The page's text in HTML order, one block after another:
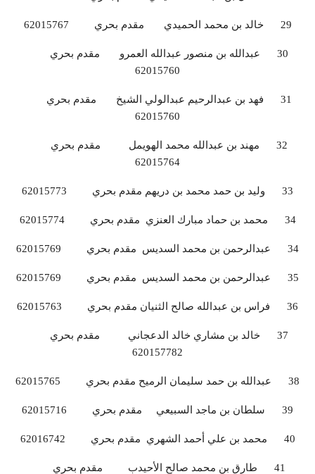
29 خالد بن محمد الحميدي مقدم بحري 62015767
30 عبدالله بن منصور عبدالله العمرو مقدم بحري
62015760
31 فهد بن عبدالرحيم عبدالولي الشيخ مقدم بحري
62015760
32 مهند بن عبدالله محمد الهويمل مقدم بحري
62015764
33 وليد بن حمد محمد بن دريهم مقدم بحري 62015773
34 محمد بن حماد مبارك العنزي مقدم بحري 62015774
34 عبدالرحمن بن محمد السديس مقدم بحري 62015769
35 عبدالرحمن بن محمد السديس مقدم بحري 62015769
36 فراس بن عبدالله صالح الثنيان مقدم بحري 62015763
37 خالد بن مشاري خالد الدعجاني مقدم بحري
620157782
38 عبدالله بن حمد سليمان الرميح مقدم بحري 62015765
39 سلطان بن ماجد السبيعي مقدم بحري 62015716
40 محمد بن علي أحمد الشهري مقدم بحري 62016742
41 طارق بن محمد صالح الأحيدب مقدم بحري